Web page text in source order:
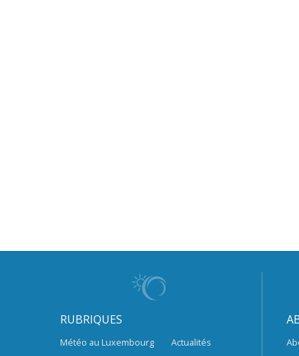
RUBRIQUES
Météo au Luxembourg
Actualités